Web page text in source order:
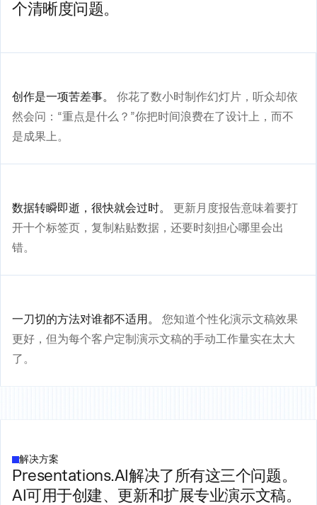
个清晰度问题。
创作是一项苦差事。
你花了数小时制作幻灯片，听众却依
然会问：“重点是什么？”你把时间浪费在了设计上，而不
是成果上。
数据转瞬即逝，很快就会过时。
更新月度报告意味着要打
开十个标签页，复制粘贴数据，还要时刻担心哪里会出
错。
一刀切的方法对谁都不适用。
您知道个性化演示文稿效果
更好，但为每个客户定制演示文稿的手动工作量实在太大
了。
解决方案
Presentations.AI解决了所有这三个问题。
AI可用于创建、更新和扩展专业演示文稿。